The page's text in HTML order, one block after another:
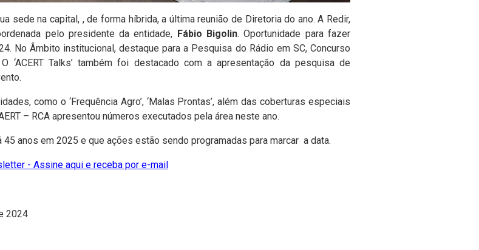
sede na capital, , de forma híbrida, a última reunião de Diretoria do ano. A Redir,
pelo presidente da entidade, Fábio Bigolin. Oportunidade para fazer
No Âmbito institucional, destaque para a Pesquisa do Rádio em SC, Concurso
O ‘ACERT Talks’ também foi destacado com a apresentação da pesquisa de
como o ‘Frequência Agro’, ‘Malas Prontas’, além das coberturas especiais
– RCA apresentou números executados pela área neste ano.
45 anos em 2025 e que ações estão sendo programadas para marcar a data.
- Assine aqui e receba por e-mail